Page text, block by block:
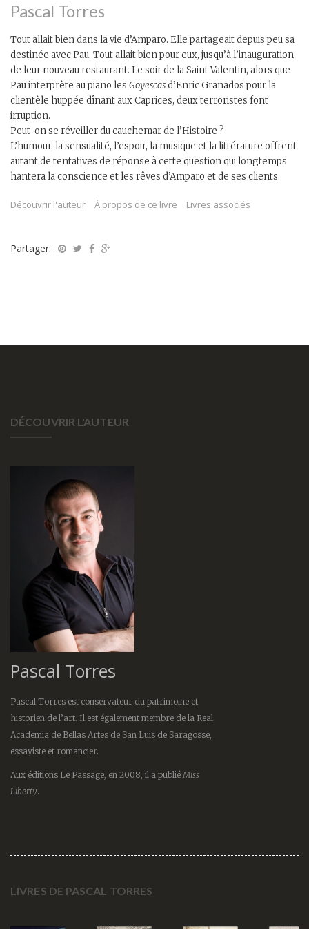
Pascal Torres
Tout allait bien dans la vie d’Amparo. Elle partageait depuis peu sa
destinée avec Pau. Tout allait bien pour eux, jusqu’à l’inauguration
de leur nouveau restaurant. Le soir de la Saint Valentin, alors que
Pau interprète au piano les Goyescasd’Enric Granados pour la
clientèle huppée dînant aux Caprices, deux terroristes font
irruption.
Peut-on se réveiller du cauchemar de l’Histoire ?
L’humour, la sensualité, l’espoir, la musique et la littérature offrent
autant de tentatives de réponse à cette question qui longtemps
hantera la conscience et les rêves d’Amparo et de ses clients.
Découvrir l'auteur À propos de ce livre Livres associés
Partager:
DÉCOUVRIR L'AUTEUR
Pascal Torres
Pascal Torres est conservateur du patrimoine et
historien de l’art. Il est également membre de la Real
Academia de Bellas Artes de San Luis de Saragosse,
essayiste et romancier.
Aux éditions Le Passage, en 2008, il a publié Miss
Liberty.
LIVRES DE PASCAL TORRES